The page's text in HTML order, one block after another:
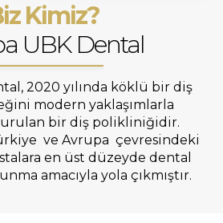
Kimiz?
UBK Dental
2020 yılında köklü bir diş
modern yaklaşımlarla
bir diş polikliniğidir.
ve Avrupa çevresindeki
en üst düzeyde dental
amacıyla yola çıkmıştır.